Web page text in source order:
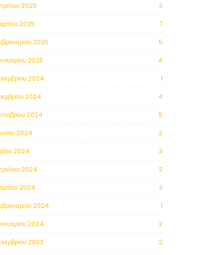
2025
3
2025
7
2025
5
2025
4
2024
1
2024
4
2024
5
2024
2
2024
3
2024
2
2024
3
2024
1
2024
2
2023
2